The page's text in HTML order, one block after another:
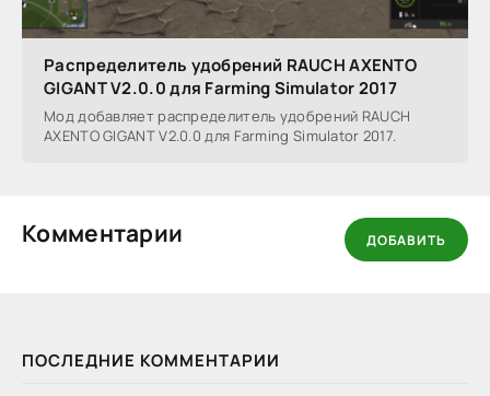
ПОСЛЕДНИЕ КОММЕНТАРИИ
Распределитель удобрений RAUCH AXENTO
GIGANT V2.0.0 для Farming Simulator 2017
Мод добавляет распределитель удобрений RAUCH
AXENTO GIGANT V2.0.0 для Farming Simulator 2017.
Комментарии ДОБАВИТЬ